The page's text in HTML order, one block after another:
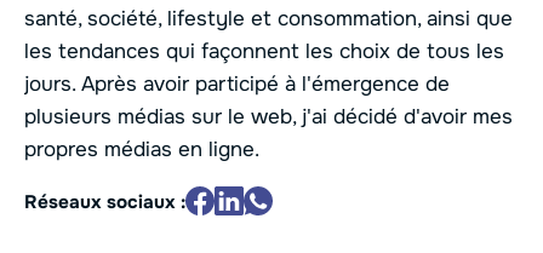
santé, société, lifestyle et consommation, ainsi que
les tendances qui façonnent les choix de tous les
jours. Après avoir participé à l'émergence de
plusieurs médias sur le web, j'ai décidé d'avoir mes
propres médias en ligne.
Réseaux sociaux :